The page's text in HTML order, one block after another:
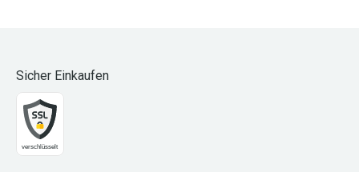
Sicher Einkaufen